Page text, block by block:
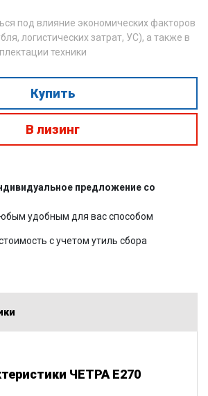
под влияние экономических факторов
логистических затрат, УС), а также в
техники
Купить
В лизинг
предложение со
удобным для вас способом
с учетом утиль сбора
ЧЕТРА E270